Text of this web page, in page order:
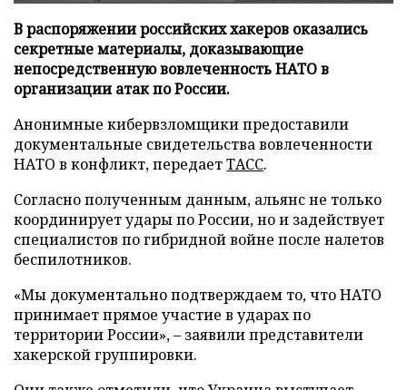
В распоряжении российских хакеров оказались
секретные материалы, доказывающие
непосредственную вовлеченность НАТО в
организации атак по России.
Анонимные кибервзломщики предоставили
документальные свидетельства вовлеченности
НАТО в конфликт, передаетТАСС.
Согласно полученным данным, альянс не только
координирует удары по России, но и задействует
специалистов по гибридной войне после налетов
беспилотников.
«Мы документально подтверждаем то, что НАТО
принимает прямое участие в ударах по
территории России», – заявили представители
хакерской группировки.